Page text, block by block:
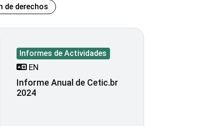
de derechos
Informes de Actividades
EN
Informe Anual de Cetic.br
2024